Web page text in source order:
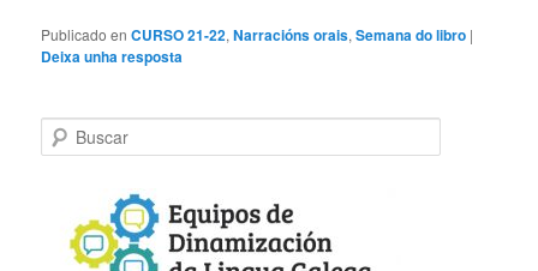
Publicado en CURSO 21-22,Narracións orais,Semana do libro |
Deixa unha resposta
u